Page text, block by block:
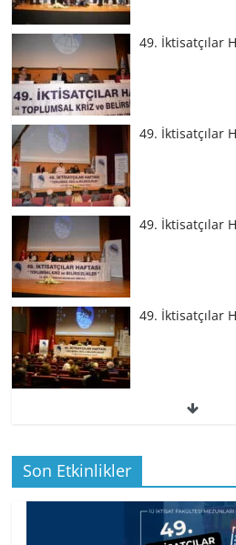
49. İktisatçılar
49. İktisatçılar
49. İktisatçılar
49. İktisatçılar
49. İktisatçılar
BİZ
…
Son Etkinlikler